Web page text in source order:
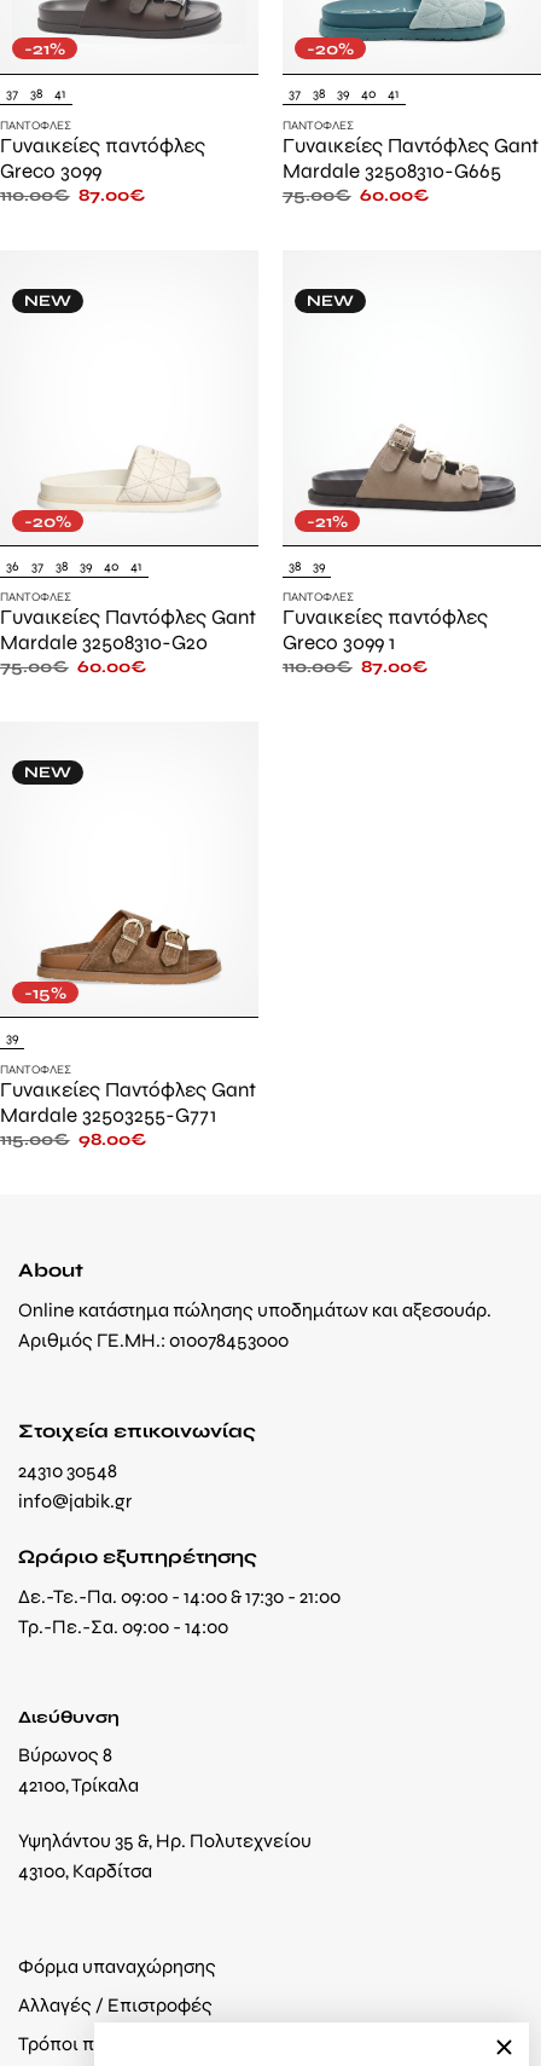
-21%
37 38 41
ΠΑΝΤΌΦΛΕΣ
Γυναικείες παντόφλες
Greco 3099
110.00€ 87.00€
-20%
37 38 39 40 41
ΠΑΝΤΌΦΛΕΣ
Γυναικείες Παντόφλες Gant
Mardale 32508310-G665
75.00€ 60.00€
NEW
-20%
36 37 38 39 40 41
ΠΑΝΤΌΦΛΕΣ
Γυναικείες Παντόφλες Gant
Mardale 32508310-G20
75.00€ 60.00€
NEW
-21%
38 39
ΠΑΝΤΌΦΛΕΣ
Γυναικείες παντόφλες
Greco 3099 1
110.00€ 87.00€
NEW
-15%
39
ΠΑΝΤΌΦΛΕΣ
Γυναικείες Παντόφλες Gant
Mardale 32503255-G771
115.00€ 98.00€
About
Online κατάστημα πώλησης υποδημάτων και αξεσουάρ.
Αριθμός ΓΕ.ΜΗ.: 010078453000
Στοιχεία επικοινωνίας
24310 30548
info@jabik.gr
Ωράριο εξυπηρέτησης
Δε.-Τε.-Πα. 09:00 - 14:00 & 17:30 - 21:00
Τρ.-Πε.-Σα. 09:00 - 14:00
Διεύθυνση
Βύρωνος 8
42100, Τρίκαλα
Υψηλάντου 35 &, Ηρ. Πολυτεχνείου
43100, Καρδίτσα
Φόρμα υπαναχώρησης
Αλλαγές / Επιστροφές
Τρόποι πληρωμής